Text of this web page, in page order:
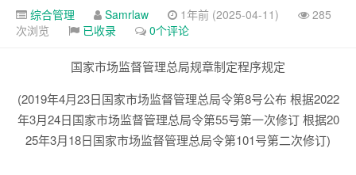
综合管理 Samrlaw 1年前 (2025-04-11)
285
次浏览
已收录 0个评论
国家市场监督管理总局规章制定程序规定
(2019年4月23日国家市场监督管理总局令第8号公布 根据2022
年3月24日国家市场监督管理总局令第55号第一次修订 根据20
25年3月18日国家市场监督管理总局令第101号第二次修订)